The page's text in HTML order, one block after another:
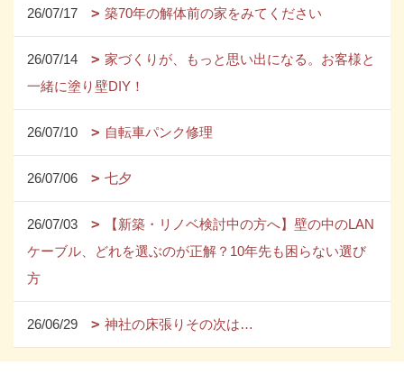
26/07/17 築70年の解体前の家をみてください
26/07/14
家づくりが、もっと思い出になる。お客様と
一緒に塗り壁DIY！
26/07/10 自転車パンク修理
26/07/06 七夕
26/07/03
【新築・リノベ検討中の方へ】壁の中のLAN
ケーブル、どれを選ぶのが正解？10年先も困らない選び
方
26/06/29 神社の床張りその次は…